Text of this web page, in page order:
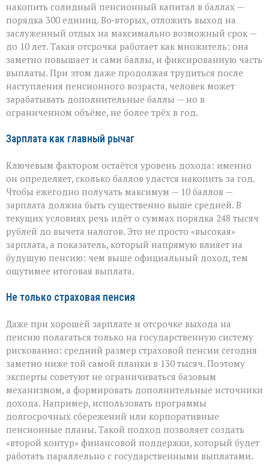
накопить солидный пенсионный капитал в баллах —
порядка 300 единиц. Во‑вторых, отложить выход на
заслуженный отдых на максимально возможный срок —
до 10 лет. Такая отсрочка работает как множитель: она
заметно повышает и сами баллы, и фиксированную часть
выплаты. При этом даже продолжая трудиться после
наступления пенсионного возраста, человек может
зарабатывать дополнительные баллы — но в
ограниченном объёме, не более трёх в год.
Зарплата как главный рычаг
Ключевым фактором остаётся уровень дохода: именно
он определяет, сколько баллов удастся накопить за год.
Чтобы ежегодно получать максимум — 10 баллов —
зарплата должна быть существенно выше средней. В
текущих условиях речь идёт о суммах порядка 248 тысяч
рублей до вычета налогов. Это не просто «высокая»
зарплата, а показатель, который напрямую влияет на
будущую пенсию: чем выше официальный доход, тем
ощутимее итоговая выплата.
Не только страховая пенсия
Даже при хорошей зарплате и отсрочке выхода на
пенсию полагаться только на государственную систему
рискованно: средний размер страховой пенсии сегодня
заметно ниже той самой планки в 130 тысяч. Поэтому
эксперты советуют не ограничиваться базовым
механизмом, а формировать дополнительные источники
дохода. Например, использовать программы
долгосрочных сбережений или корпоративные
пенсионные планы. Такой подход позволяет создать
«второй контур» финансовой поддержки, который будет
работать параллельно с государственными выплатами.